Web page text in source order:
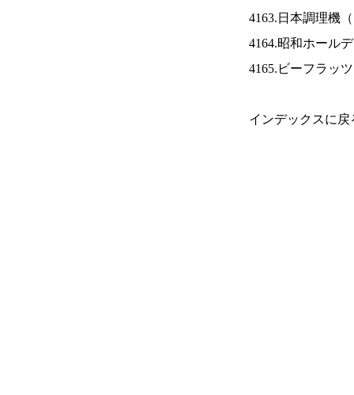
4163.日本調理機（
4164.昭和ホール
4165.ビーフラッ
インデックスに戻